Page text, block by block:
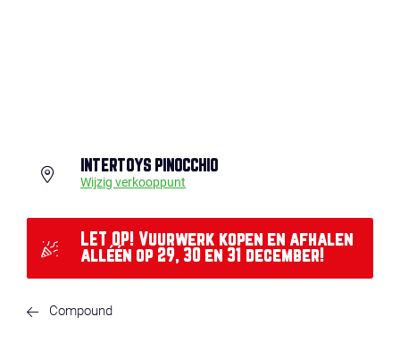
INTERTOYS PINOCCHIO
Wijzig verkooppunt
LET OP! Vuurwerk kopen en afhalen
alléén op 29, 30 en 31 december!
Compound